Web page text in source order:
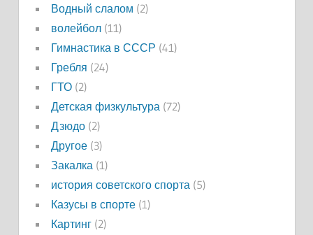
Водный слалом (2)
волейбол(11)
Гимнастика в СССР (41)
Гребля (24)
ГТО(2)
Детская физкультура (72)
Дзюдо(2)
Другое(3)
Закалка (1)
история советского спорта (5)
Казусы в спорте(1)
Картинг(2)